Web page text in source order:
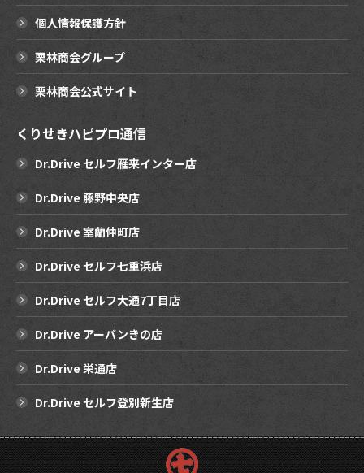
個人情報保護方針
栗林商会グループ
栗林商会公式サイト
くりせきハピプロ通信
Dr.Drive セルフ雁来インター店
Dr.Drive 藤野中央店
Dr.Drive 室蘭仲町店
Dr.Drive セルフ七重浜店
Dr.Drive セルフ大通7丁目店
Dr.Drive アーバンきの店
Dr.Drive 栄通店
Dr.Drive セルフ登別新生店